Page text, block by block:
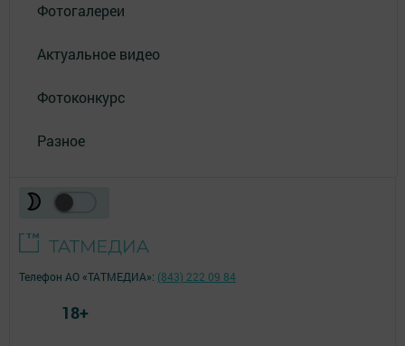
Фотогалереи
Актуальное видео
Фотоконкурс
Разное
Телефон АО «ТАТМЕДИА»: (843) 222 09 84
18+